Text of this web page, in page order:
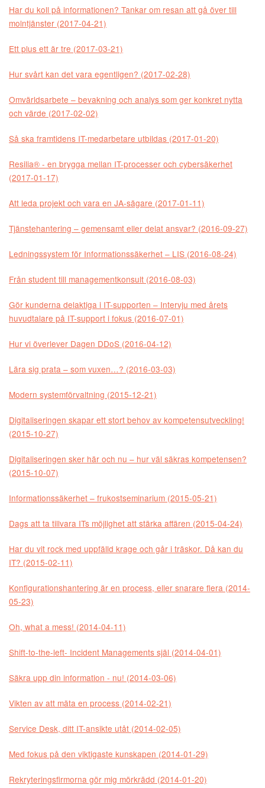
Har du koll på informationen? Tankar om resan att gå över till
molntjänster (2017-04-21)
Ett plus ett är tre (2017-03-21)
Hur svårt kan det vara egentligen? (2017-02-28)
Omvärldsarbete – bevakning och analys som ger konkret nytta
och värde (2017-02-02)
Så ska framtidens IT-medarbetare utbildas (2017-01-20)
Resilia® - en brygga mellan IT-processer och cybersäkerhet
(2017-01-17)
Att leda projekt och vara en JA-sägare (2017-01-11)
Tjänstehantering – gemensamt eller delat ansvar? (2016-09-27)
Ledningssystem för Informationssäkerhet – LIS (2016-08-24)
Från student till managementkonsult (2016-08-03)
Gör kunderna delaktiga i IT-supporten – Intervju med årets
huvudtalare på IT-support i fokus (2016-07-01)
Hur vi överlever Dagen DDoS (2016-04-12)
Lära sig prata – som vuxen…? (2016-03-03)
Modern systemförvaltning (2015-12-21)
Digitaliseringen skapar ett stort behov av kompetensutveckling!
(2015-10-27)
Digitaliseringen sker här och nu – hur väl säkras kompetensen?
(2015-10-07)
Informationssäkerhet – frukostseminarium (2015-05-21)
Dags att ta tillvara ITs möjlighet att stärka affären (2015-04-24)
Har du vit rock med uppfälld krage och går i träskor. Då kan du
IT? (2015-02-11)
Konfigurationshantering är en process, eller snarare flera (2014-
05-23)
Oh, what a mess! (2014-04-11)
Shift-to-the-left- Incident Managements själ (2014-04-01)
Säkra upp din information - nu! (2014-03-06)
Vikten av att mäta en process (2014-02-21)
Service Desk, ditt IT-ansikte utåt (2014-02-05)
Med fokus på den viktigaste kunskapen (2014-01-29)
Rekryteringsfirmorna gör mig mörkrädd (2014-01-20)